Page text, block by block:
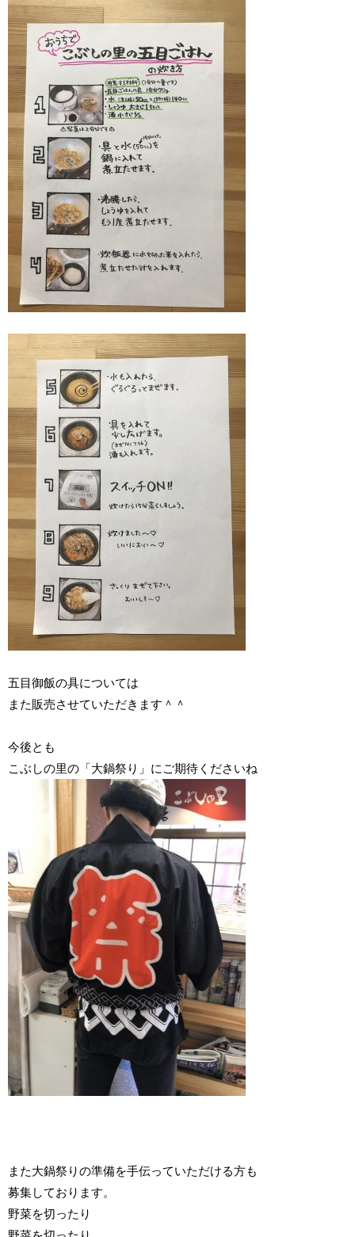
五目御飯の具については
また販売させていただきます＾＾
今後とも
こぶしの里の「大鍋祭り」にご期待くださいね
また大鍋祭りの準備を手伝っていただける方も
募集しております。
野菜を切ったり